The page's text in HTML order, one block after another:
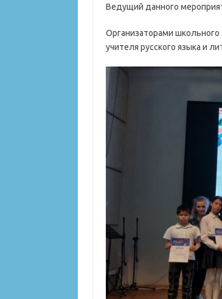
Ведущий данного
Организаторами школьного
учителя русского языка и